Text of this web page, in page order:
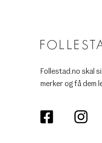
Follestad.no skal
merker og få dem